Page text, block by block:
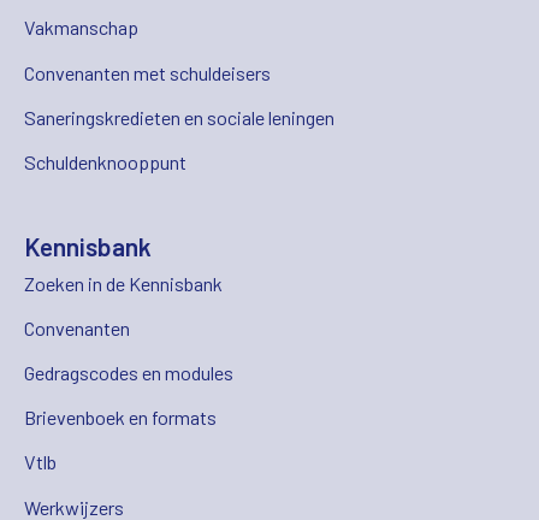
Vakmanschap
Convenanten met schuldeisers
Saneringskredieten en sociale leningen
Schuldenknooppunt
Kennisbank
Zoeken in de Kennisbank
Convenanten
Gedragscodes en modules
Brievenboek en formats
Vtlb
Werkwijzers